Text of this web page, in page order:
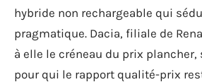
hybride non rechargeable qui
pragmatique. Dacia, filiale de
à elle le créneau du prix
pour qui le rapport qualité-prix